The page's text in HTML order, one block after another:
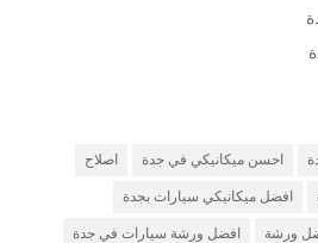
احسن ميكانيكي في جدة اصلاح
افضل ميكانيكي سيارات بجدة
ورشة افضل ورشة سيارات في جدة